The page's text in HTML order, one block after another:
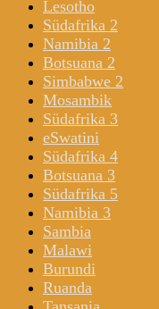
Lesotho
Südafrika 2
Namibia 2
Botsuana 2
Simbabwe 2
Mosambik
Südafrika 3
eSwatini
Südafrika 4
Botsuana 3
Südafrika 5
Namibia 3
Sambia
Malawi
Burundi
Ruanda